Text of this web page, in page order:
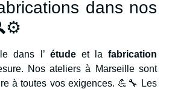
dans nos
dans l’ étudeet la fabrication
Nos ateliers à Marseille sont
à toutes vos exigences. 💪🔧 Les